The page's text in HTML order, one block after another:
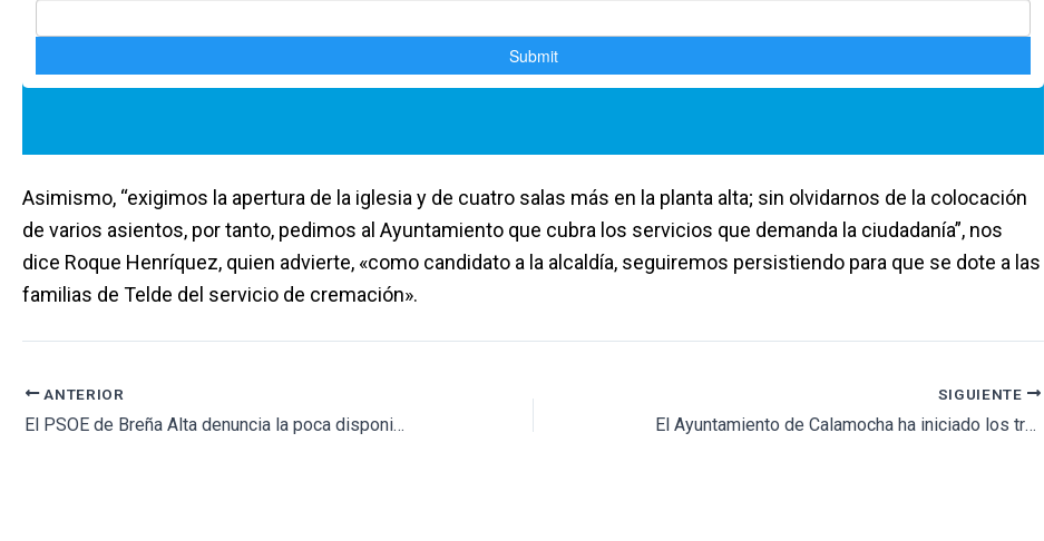
Asimismo, “exigimos la apertura de la iglesia y de cuatro salas más en la planta alta; sin olvidarnos de la colocación
de varios asientos, por tanto, pedimos al Ayuntamiento que cubra los servicios que demanda la ciudadanía”, nos
dice Roque Henríquez, quien advierte, «como candidato a la alcaldía, seguiremos persistiendo para que se dote a las
familias de Telde del servicio de cremación».
ANTERIOR
El PSOE de Breña Alta denuncia la poca disponibilidad de unidades de enterramiento en el cementerio
SIGUIENTE
El Ayuntamiento de Calamocha ha iniciado los trabajos previos a la ampliación del cementerio